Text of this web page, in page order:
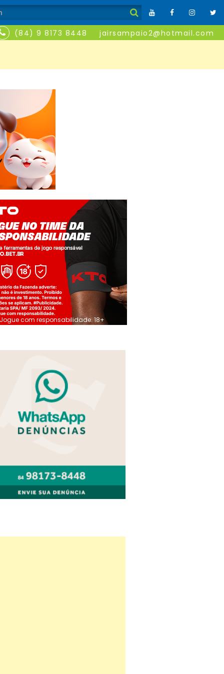
(84) 9 8173 8448 jairsampaio2@hotmail.com
Jogue com responsabilidade. 18+